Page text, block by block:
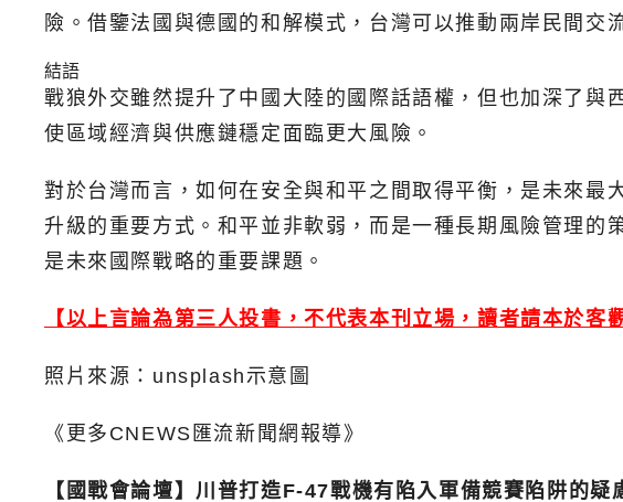
險。借鑒法國與德國的和解模式，台灣可以推動兩岸民間交
結語
戰狼外交雖然提升了中國大陸的國際話語權，但也加深了
使區域經濟與供應鏈穩定面臨更大風險。
對於台灣而言，如何在安全與和平之間取得平衡，是未來
升級的重要方式。和平並非軟弱，而是一種長期風險管理
是未來國際戰略的重要課題。
【以上言論為第三人投書，不代表本刊立場，讀者請本於客
照片來源：unsplash示意圖
《更多CNEWS匯流新聞網報導》
【國戰會論壇】川普打造F-47戰機有陷入軍備競賽陷阱的疑